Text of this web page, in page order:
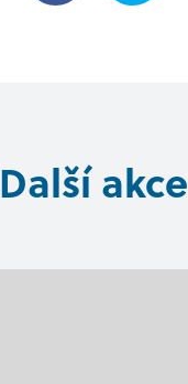
Další akce